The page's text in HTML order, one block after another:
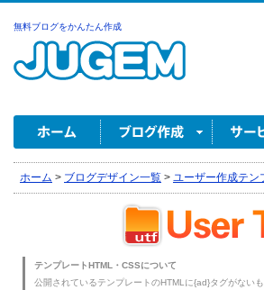
無料ブログをかんたん作成
ホーム > ブログデザイン一覧 > ユーザー作成テン
テンプレートHTML・CSSについて
公開されているテンプレートのHTMLに{ad}タグがない